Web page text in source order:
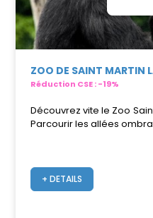
ZOO DE SAINT MARTIN
Réduction CSE : -19%
Découvrez vite le Zoo
Parcourir les allées
+ DETAILS